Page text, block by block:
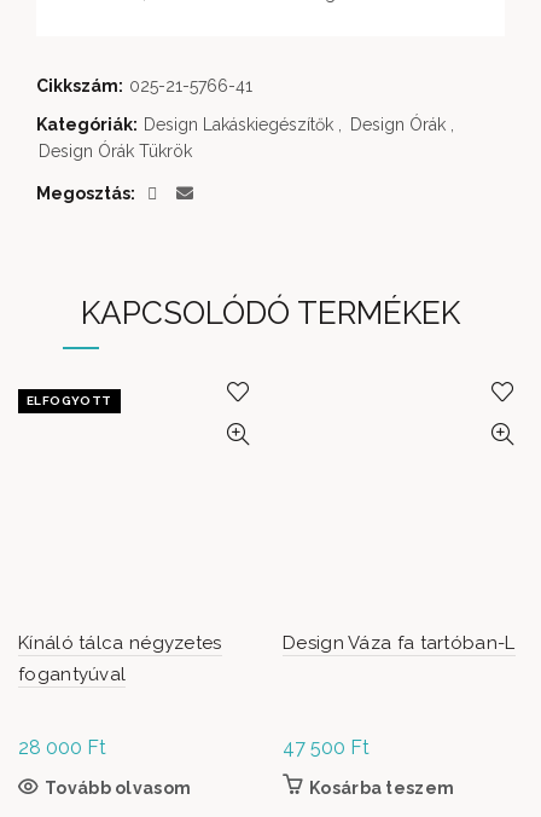
Cikkszám: 025-21-5766-41
Kategóriák: Design Lakáskiegészítők Design Órák
Design Órák Tükrök
Megosztás
KAPCSOLÓDÓ TERMÉKEK
ELFOGYOTT
Kínáló tálca négyzetes
fogantyúval
28 000 Ft
Tovább olvasom
Design Váza fa tartóban-L
47 500 Ft
Kosárba teszem